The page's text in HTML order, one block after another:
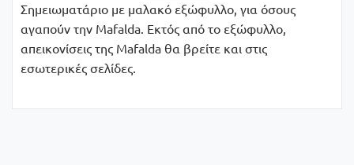
Σημειωματάριο με μαλακό εξώφυλλο, για όσους
αγαπούν την Μafalda. Εκτός από το εξώφυλλο,
απεικονίσεις της Mafalda θα βρείτε και στις
εσωτερικές σελίδες.